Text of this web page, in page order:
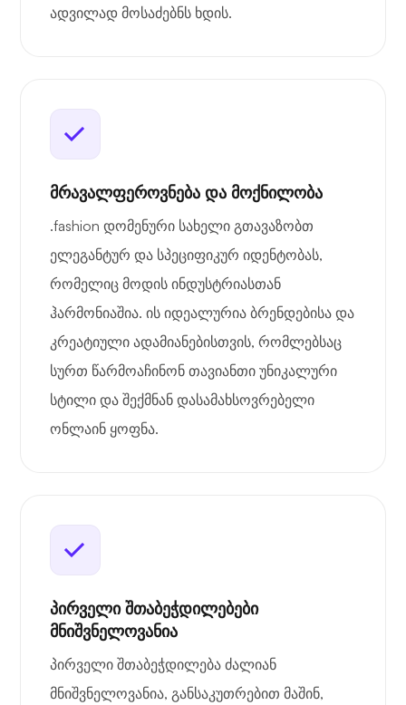
ადვილად მოსაძებნს ხდის.
მრავალფეროვნება და მოქნილობა
.fashion დომენური სახელი გთავაზობთ
ელეგანტურ და სპეციფიკურ იდენტობას,
რომელიც მოდის ინდუსტრიასთან
ჰარმონიაშია. ის იდეალურია ბრენდებისა და
კრეატიული ადამიანებისთვის, რომლებსაც
სურთ წარმოაჩინონ თავიანთი უნიკალური
სტილი და შექმნან დასამახსოვრებელი
ონლაინ ყოფნა.
პირველი შთაბეჭდილებები
მნიშვნელოვანია
პირველი შთაბეჭდილება ძალიან
მნიშვნელოვანია, განსაკუთრებით მაშინ,